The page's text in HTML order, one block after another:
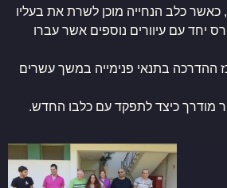
כאשר כלב הנחייה מוכן לשרת את בעליו
יחד עם עיוורים נוספים אשר עברו
ההדרכה בתנאי פנימייה במשך עשרים
מודרך כיצד לתפקד עם כלבו החדש.